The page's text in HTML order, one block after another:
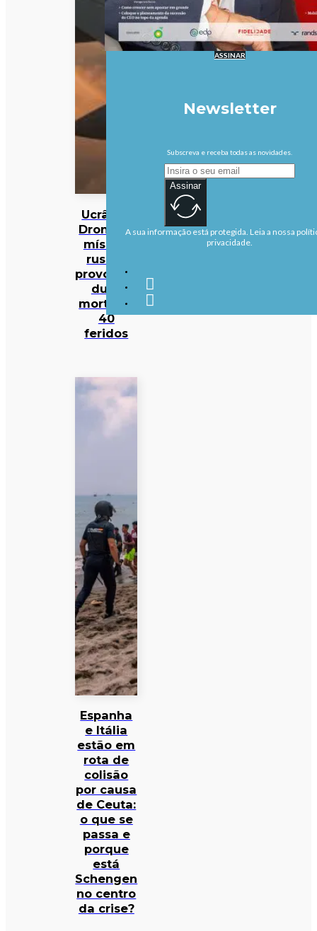
Ucrânia:
Drones e
mísseis
russos
provocam
duas
mortes e
40
feridos
Espanha
e Itália
estão em
rota de
colisão
por causa
de Ceuta:
o que se
passa e
porque
está
Schengen
no centro
da crise?
ASSINAR
Newsletter
Subscreva e receba todas as novidades.
Assinar
A sua informação está protegida. Leia a nossa
privacidade.